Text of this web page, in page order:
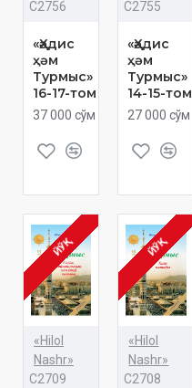
C2756
«Ҳәдис
ҳәм
Турмыс»
16-17-том
37 000 сўм
C2755
«Ҳәдис
ҳәм
Турмыс»
14-15-том
27 000 сўм
ЙЎҚ
«Hilol
Nashr»
C2709
ЙЎҚ
«Hilol
Nashr»
C2708